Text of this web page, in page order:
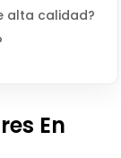
alta calidad?
En